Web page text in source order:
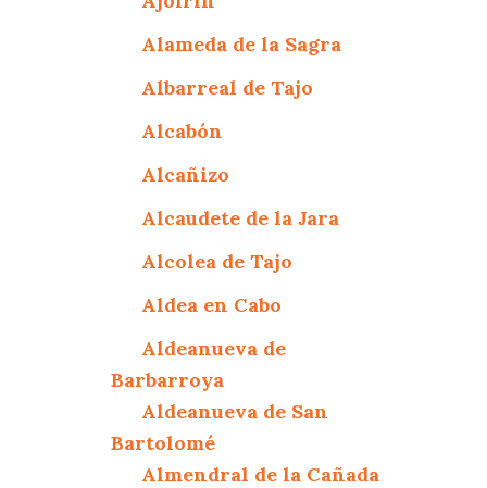
Alameda de la Sagra
Albarreal de Tajo
Alcabón
Alcañizo
Alcaudete de la Jara
Alcolea de Tajo
Aldea en Cabo
Aldeanueva de
Barbarroya
Aldeanueva de San
Bartolomé
Almendral de la Cañada